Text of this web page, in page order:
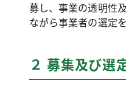
募し、事業の透明性
ながら事業者の選定
２ 募集及び選